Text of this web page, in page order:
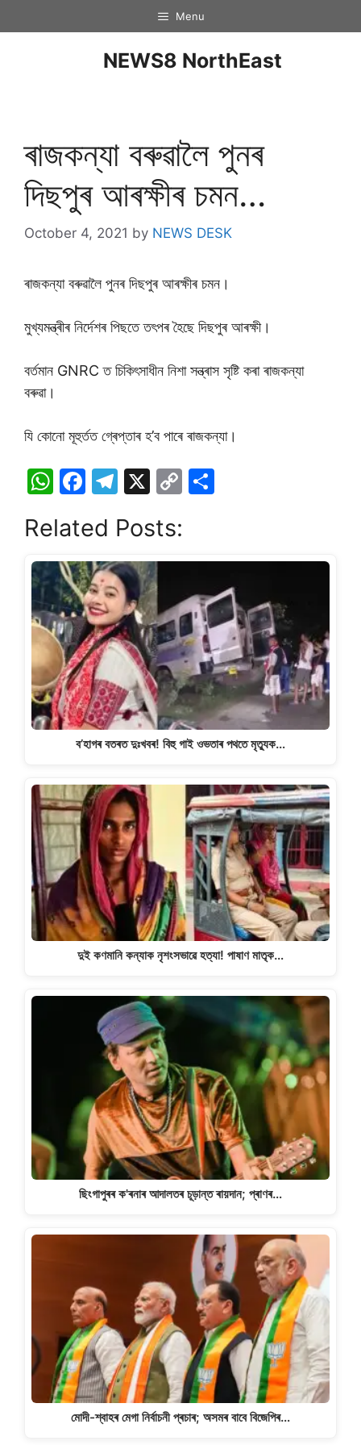
Menu
NEWS8 NorthEast
ৰাজকন্যা বৰুৱালৈ পুনৰ
দিছপুৰ আৰক্ষীৰ চমন…
October 4, 2021 by NEWS DESK
ৰাজকন্যা বৰুৱালৈ পুনৰ দিছপুৰ আৰক্ষীৰ চমন।
মুখ্যমন্ত্ৰীৰ নিৰ্দেশৰ পিছতে তৎপৰ হৈছে দিছপুৰ আৰক্ষী।
বৰ্তমান GNRC ত চিকিৎসাধীন নিশা সন্ত্ৰাস সৃষ্টি কৰা ৰাজকন্যা
বৰুৱা।
যি কোনো মূহুৰ্তত গ্ৰেপ্তাৰ হ’ব পাৰে ৰাজকন্যা।
W
at
s
A
p
p
F
c
e
b
o
o
k
T
e
gr
a
m
X
C
y
n
k
e
Related Posts:
ব’হাগৰ বতৰত দুঃখবৰ! বিহু গাই ওভতাৰ পথতে মৃত্যুক…
দুই কণমানি কন্যাক নৃশংসভাৱে হত্যা! পাষাণ মাতৃক…
ছিংগাপুৰৰ ক'ৰনাৰ আদালতৰ চূড়ান্ত ৰায়দান; প্ৰাণৰ…
মোদী-শ্বাহৰ মেগা নিৰ্বাচনী প্ৰচাৰ; অসমৰ বাবে বিজেপিৰ…